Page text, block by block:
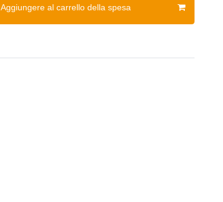
Aggiungere al carrello della spesa